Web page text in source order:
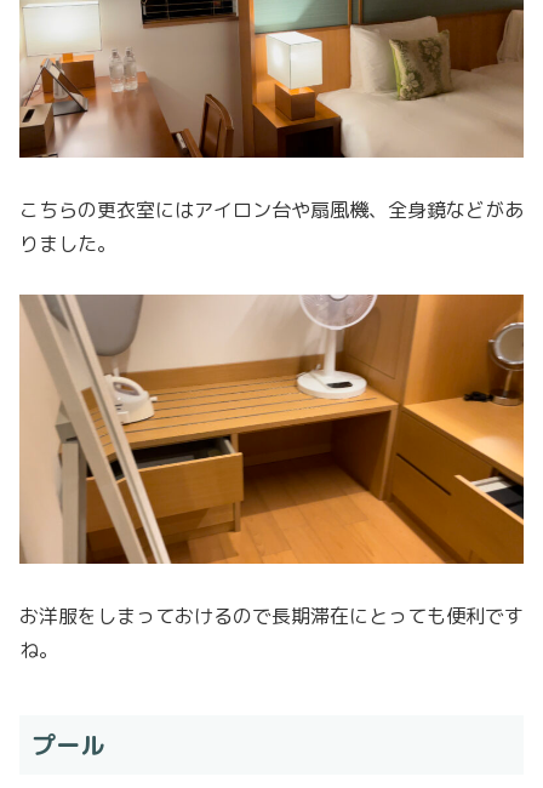
こちらの更衣室にはアイロン台や扇風機、全身鏡などがあ
りました。
お洋服をしまっておけるので長期滞在にとっても便利です
ね。
プール